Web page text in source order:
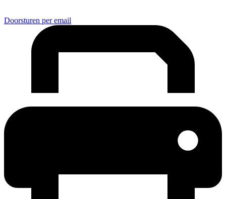
Doorsturen per email